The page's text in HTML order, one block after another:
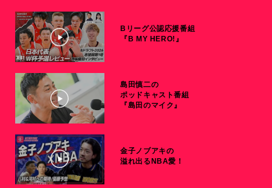
Bリーグ公認応援番組
『B MY HERO!』
島田慎二の
ポッドキャスト番組
『島田のマイク』
金子ノブアキの
溢れ出るNBA愛！